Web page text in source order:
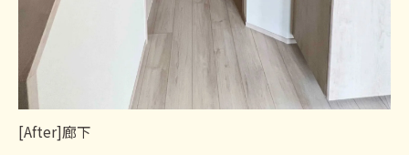
[After]廊下